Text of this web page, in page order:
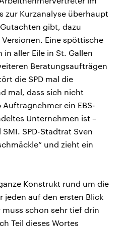
zur Kurzanalyse überhaupt
gibt, dazu
Eine spöttische
aller Eile in St. Gallen
Beratungsaufträgen
die SPD mal die
mal, dass sich nicht
ein EBS-
Unternehmen ist –
SPD-Stadtrat Sven
und zieht ein
Konstrukt rund um die
jeden auf den ersten Blick
schon sehr tief drin
Teil dieses Wortes